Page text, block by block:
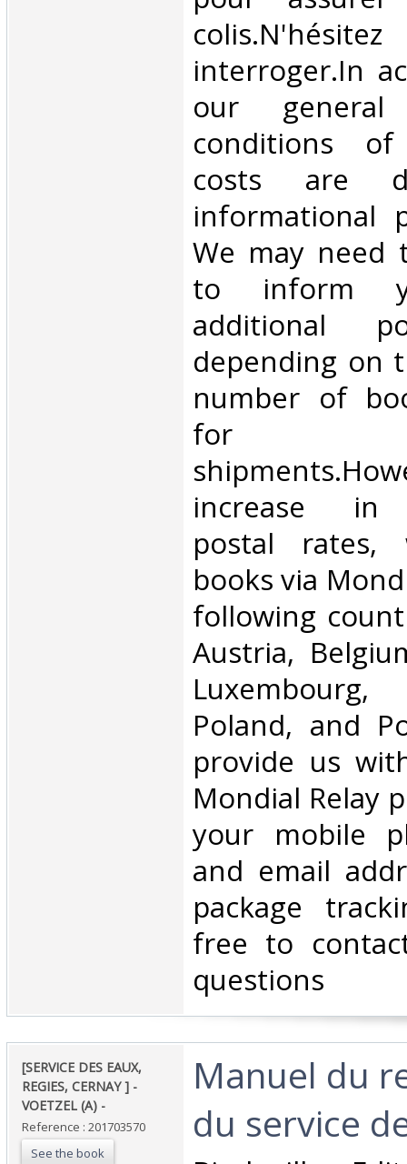
interroger.In
our
conditions of
costs are
informational
We may need
to inform
additional
depending on
number of
for
increase in
postal
books via
following
Austria,
Poland, and
provide us
Mondial Relay
your mobile
and email
package
free to
questions‎
‎[SERVICE DES EAUX,
REGIES, CERNAY ] -
VOETZEL (A) - ‎
Reference : 201703570
See the book
‎Manuel du
du service